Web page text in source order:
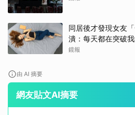
同居後才發現女友
潰：每天都在突破
鏡報
由 AI 摘要
網友貼文AI摘要